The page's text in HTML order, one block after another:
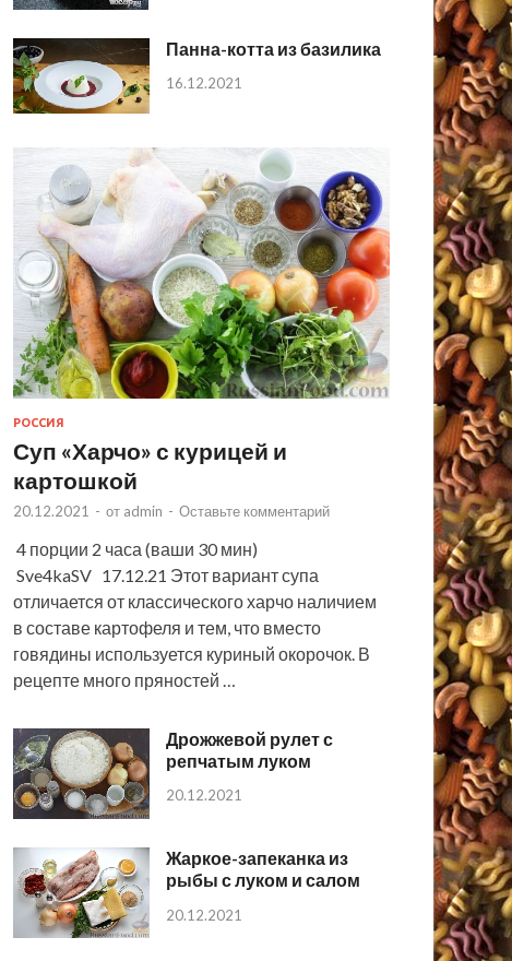
Панна-котта из базилика
16.12.2021
РОССИЯ
Суп «Харчо» с курицей и
картошкой
20.12.2021 - от admin - Оставьте комментарий
4 порции 2 часа (ваши 30 мин)
Sve4kaSV 17.12.21 Этот вариант супа
отличается от классического харчо наличием
в составе картофеля и тем, что вместо
говядины используется куриный окорочок. В
рецепте много пряностей …
Дрожжевой рулет с
репчатым луком
20.12.2021
Жаркое-запеканка из
рыбы с луком и салом
20.12.2021